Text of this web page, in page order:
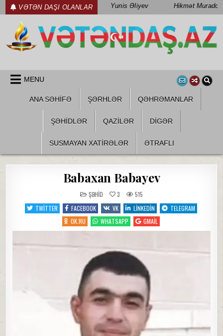
Skip
to
content
VƏTƏN DAŞI OLANLAR Yunis Əliyev Hikmət Muradov
MENU
ANA SƏHİFƏ ŞƏRHLƏR QƏHRƏMANLAR
ŞƏHIDLƏR QAZILƏR DIGƏR
SUSMAYAN XATİRƏLƏR ƏTRAFLI
Babaxan Babayev
POSTED
IN
ŞƏHID 3
515
TWITTER
FACEBOOK VK LINKEDIN
TELEGRAM
OK.RU
WHATSAPP GMAIL